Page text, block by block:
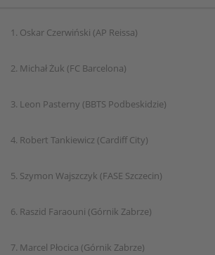
1. Oskar Czerwiński (AP Reissa)
2. Michał Żuk (FC Barcelona)
3. Leon Pasterny (BBTS Podbeskidzie)
4. Robert Tankiewicz (Cardiff City)
5. Szymon Wajszczyk (FASE Szczecin)
6. Raszid Faraouni (Górnik Zabrze)
7. Marcel Płocica (Górnik Zabrze)